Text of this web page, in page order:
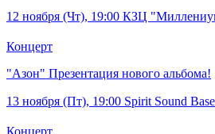
12 ноября (Чт), 19:00 КЗЦ
Концерт
"Азон" Презентация нового альбома!
13 ноября (Пт), 19:00 Spirit Sound Base
Концерт